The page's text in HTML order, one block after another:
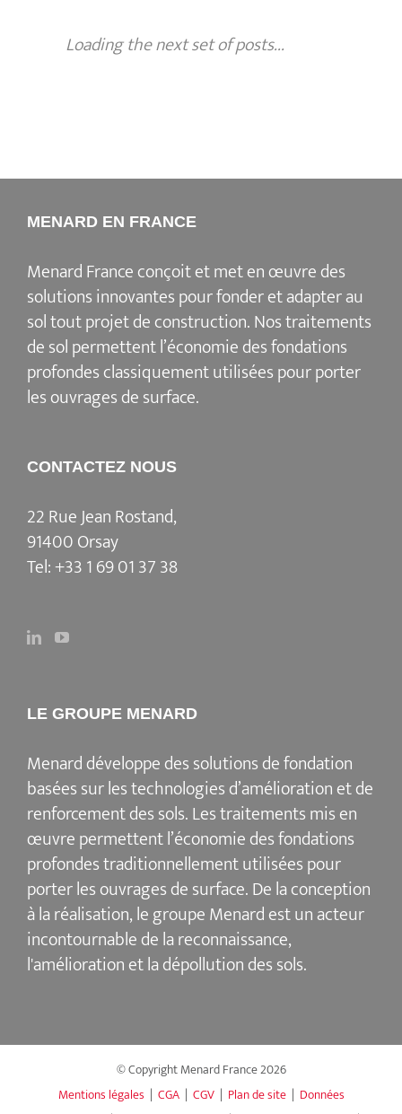
Loading the next set of posts...
MENARD EN FRANCE
Menard France conçoit et met en œuvre des
solutions innovantes pour fonder et adapter au
sol tout projet de construction. Nos traitements
de sol permettent l’économie des fondations
profondes classiquement utilisées pour porter
les ouvrages de surface.
CONTACTEZ NOUS
22 Rue Jean Rostand,
91400 Orsay
Tel:+33 1 69 01 37 38
LE GROUPE MENARD
Menarddéveloppe des solutions de fondation
basées sur lestechnologies d’amélioration et de
renforcement des sols. Les traitements mis en
œuvre permettent l’économie des fondations
profondes traditionnellement utilisées pour
porter les ouvrages de surface. De la conception
à la réalisation, le groupe Menard est un acteur
incontournable de la reconnaissance,
l'amélioration et la dépollution des sols.
© Copyright Menard France2026
Mentions légales | CGA| CGV| Plan de site| Données